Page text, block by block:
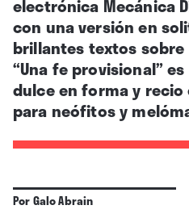
electrónica Mecánica
con una versión en
brillantes textos
“Una fe provisional”
dulce en forma y
para neófitos y
PorGalo Abrain